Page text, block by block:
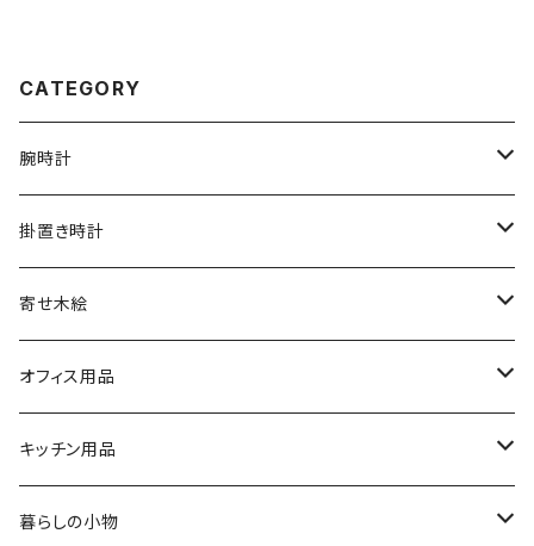
CATEGORY
腕時計
文字盤シングルタイプ
シルバーリングタイプ
シルバーリングタイプ
シルバーリングプレミアム
文字盤ツートンタイプ
寄木タイプ
プレミアムタイプ
掛置き時計
ふくろう時計
振り子時計
丸型・耳付き振り子時計
切り株振り子時計
寄せ木絵
ふくろう
風景
思い出
オフィス用品
USBメモリー
銘木シリーズ
ICカードケース
キッチン用品
カッティングボード
暮らしの小物